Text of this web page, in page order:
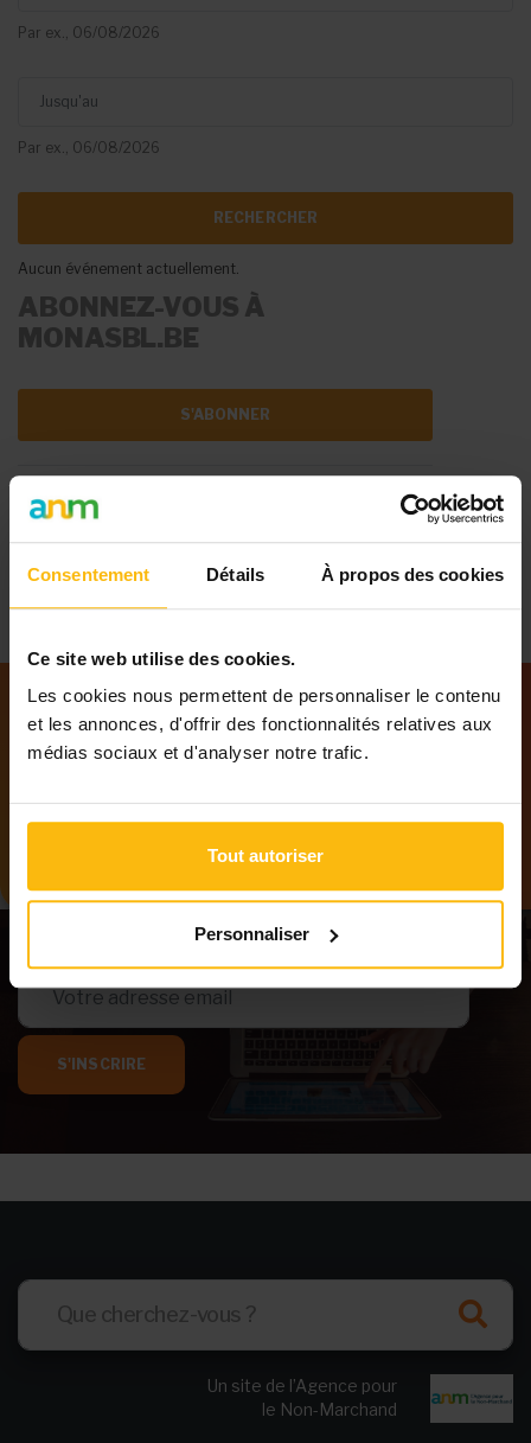
Consentement Détails À propos des cookies
Ce site web utilise des cookies.
Les cookies nous permettent de personnaliser le contenu
et les annonces, d'offrir des fonctionnalités relatives aux
médias sociaux et d'analyser notre trafic.
Tout autoriser
Personnaliser
Par ex., 06/08/2026
Par ex., 06/08/2026
Aucun événement actuellement.
ABONNEZ-VOUS À
MONASBL.BE
S'ABONNER
ÉVÉNEMENT
Notre newsletter
Tenez-vous au courant des dernières
informations de MonASBL.be
S'INSCRIRE
Un site de l’Agence pour
le Non-Marchand